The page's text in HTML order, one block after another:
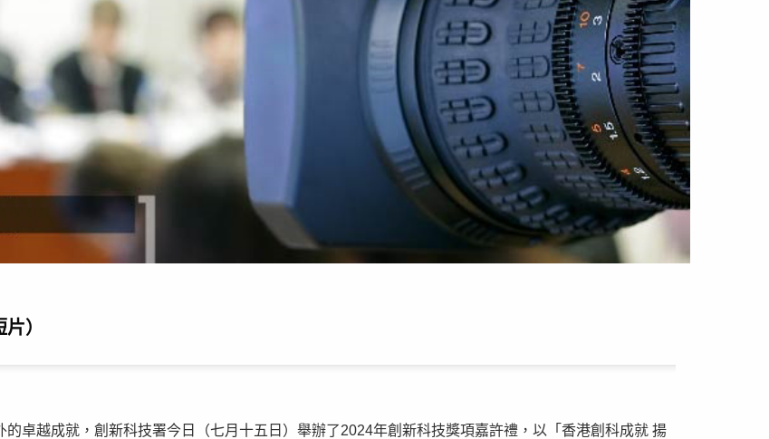
）
卓越成就，創新科技署今日（七月十五日）舉辦了2024年創新科技獎項嘉許禮，以「香港創科成就 揚